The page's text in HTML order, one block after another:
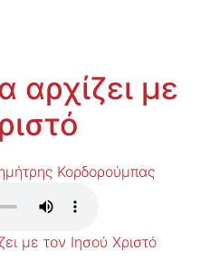
αρχίζει με
Κορδορούμπας
με τον Ιησού Χριστό